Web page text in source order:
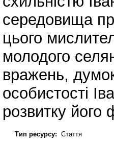
середовища
цього
молодого
вражень,
особистості
розвитку його
Тип ресурсу: Стаття